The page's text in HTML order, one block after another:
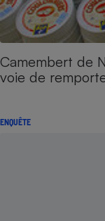
Camembert de
voie de
ENQUÊTE